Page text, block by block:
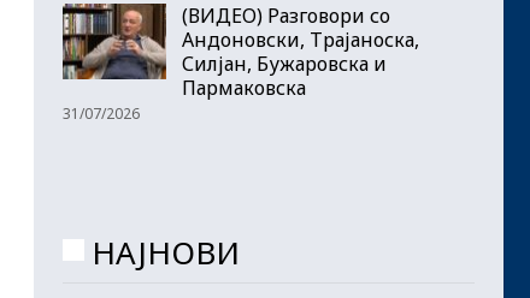
(ВИДЕО) Разговори со
Андоновски, Трајаноска,
Силјан, Бужаровска и
Пармаковска
31/07/2026
НАЈНОВИ